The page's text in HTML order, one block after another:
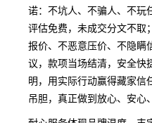
诺：不坑人、不骗人、不玩
评估免费，未成交分文不取
报价、不恶意压价、不隐瞒
议，款项当场结清，安全快
明，用实际行动赢得藏家信
吊胆，真正做到放心、安心